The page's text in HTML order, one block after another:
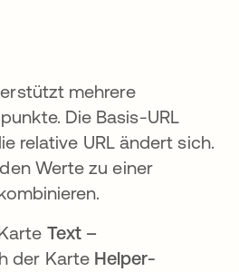
mehrere
Die Basis-URL
relative URL ändert sich.
Werte zu einer
Text –
der Karte Helper-